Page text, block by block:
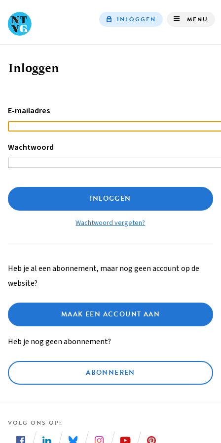
INLOGGEN MENU
Kruimelpad
Inloggen
E-mailadres
Wachtwoord
INLOGGEN
Wachtwoord vergeten?
Heb je al een abonnement, maar nog geen account op de
website?
MAAK EEN ACCOUNT AAN
Heb je nog geen abonnement?
ABONNEREN
VOLG ONS OP